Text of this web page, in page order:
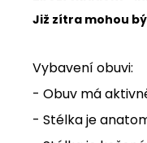
Již zítra mohou
Vybavení obuvi:
- Obuv má
- Stélka je